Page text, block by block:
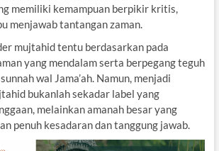
memiliki kemampuan berpikir kritis,
menjawab tantangan zaman.
mujtahid tentu berdasarkan pada
yang mendalam serta berpegang teguh
wal Jama’ah. Namun, menjadi
bukanlah sekadar label yang
melainkan amanah besar yang
penuh kesadaran dan tanggung jawab.